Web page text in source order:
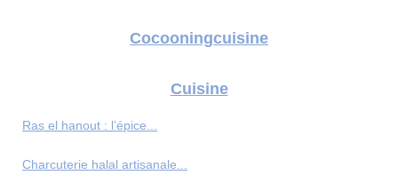
Cocooningcuisine
Cuisine
Ras el hanout : l’épice...
Charcuterie halal artisanale...